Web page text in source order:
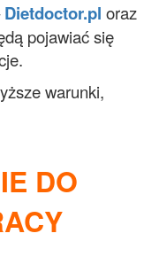
Dietdoctor.pl oraz
pojawiać się
warunki,
DO